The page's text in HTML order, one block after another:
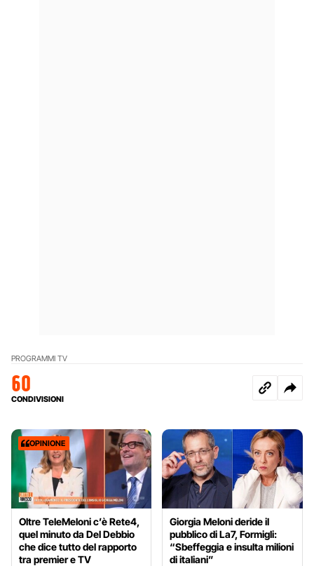
PROGRAMMI TV
60
CONDIVISIONI
OPINIONE
Oltre TeleMeloni c’è Rete4,
quel minuto da Del Debbio
che dice tutto del rapporto
tra premier e TV
Giorgia Meloni deride il
pubblico di La7, Formigli:
“Sbeffeggia e insulta milioni
di italiani”